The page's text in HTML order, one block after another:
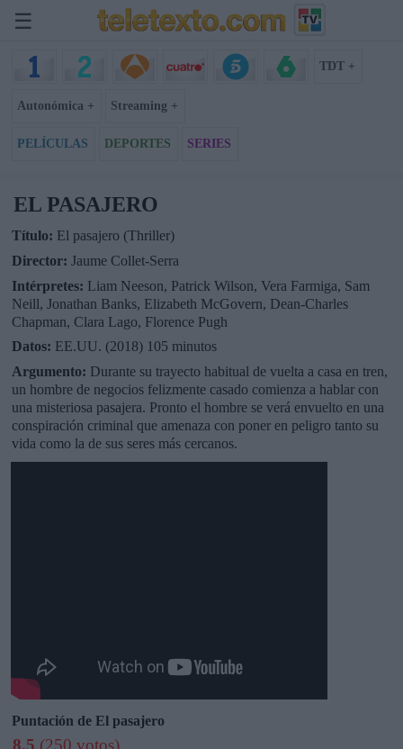
☰
TDT +
Autonómica + Streaming +
PELÍCULAS DEPORTES SERIES
EL PASAJERO
Título: El pasajero (Thriller)
Director: Jaume Collet-Serra
Intérpretes: Liam Neeson, Patrick Wilson, Vera Farmiga, Sam
Neill, Jonathan Banks, Elizabeth McGovern, Dean-Charles
Chapman, Clara Lago, Florence Pugh
Datos: EE.UU. (2018) 105 minutos
Argumento: Durante su trayecto habitual de vuelta a casa en tren,
un hombre de negocios felizmente casado comienza a hablar con
una misteriosa pasajera. Pronto el hombre se verá envuelto en una
conspiración criminal que amenaza con poner en peligro tanto su
vida como la de sus seres más cercanos.
Puntación de El pasajero
8,5 (250 votos)